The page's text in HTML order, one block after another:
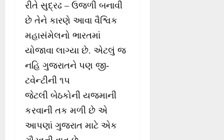
રીતે સુદ્રઢ – ઉજળી બનાવી
છે તેને કારણે આવા વૈશ્વિક
મહાસંમેલનો ભારતમાં
યોજાવા લાગ્યા છે. એટલું જ
નહિ ગુજરાતને પણ જી-
ટવેન્ટીની ૧પ
જેટલી બેઠકોની યજમાની
કરવાની તક મળી છે એ
આપણાં ગુજરાત માટે એક